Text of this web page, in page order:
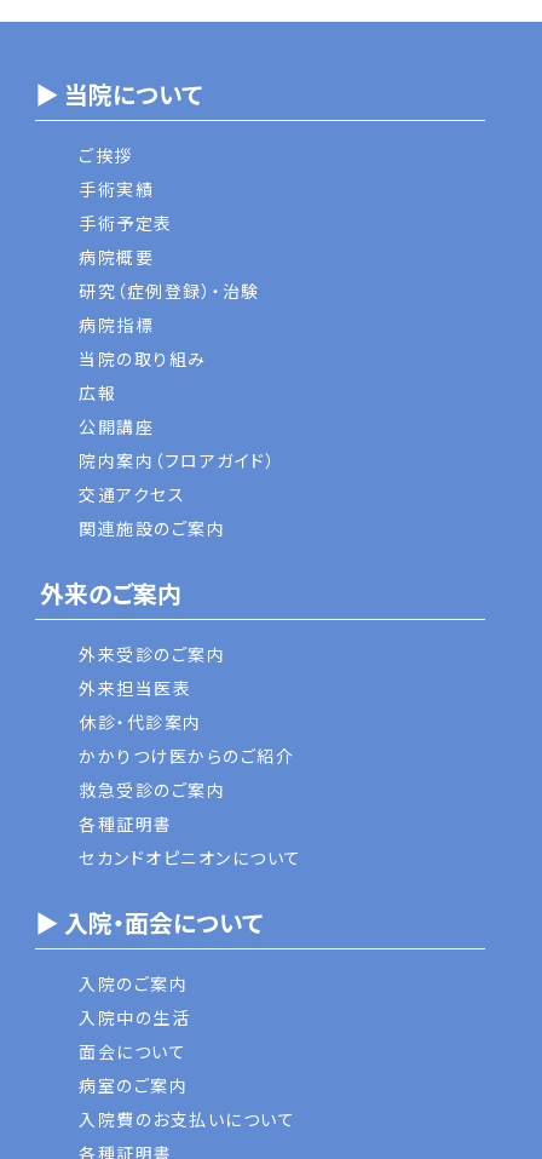
▶ 当院について
ご挨拶
手術実績
手術予定表
病院概要
研究（症例登録）・治験
病院指標
当院の取り組み
広報
公開講座
院内案内（フロアガイド）
交通アクセス
関連施設のご案内
外来のご案内
外来受診のご案内
外来担当医表
休診・代診案内
かかりつけ医からのご紹介
救急受診のご案内
各種証明書
セカンドオピニオンについて
▶ 入院・面会について
入院のご案内
入院中の生活
面会について
病室のご案内
入院費のお支払いについて
各種証明書